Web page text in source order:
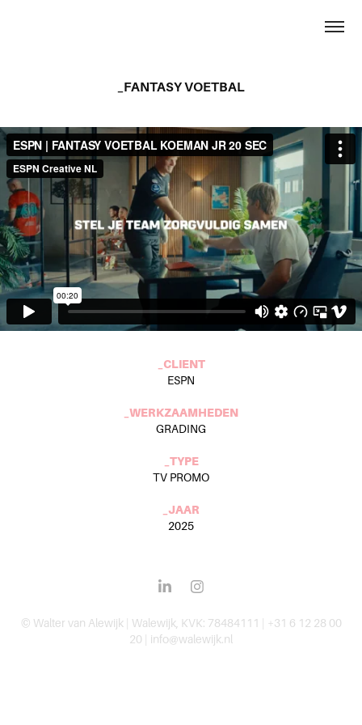
_FANTASY VOETBAL
_CLIENT
ESPN
_WERKZAAMHEDEN
GRADING
_TYPE
TV PROMO
_JAAR
2025
© Walter van Alewijk | Walewijk, KVK: 78484111 | +31 6 12 28 00
20 | info@walewijk.nl